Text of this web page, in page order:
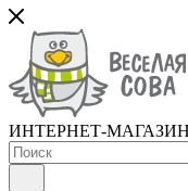
ИНТЕРНЕТ-